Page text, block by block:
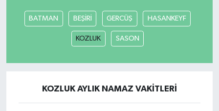
BATMAN BEŞİRİ GERCÜŞ HASANKEYF
KOZLUK SASON
KOZLUK AYLIK NAMAZ VAKITLERI
SEÇİM 2011
ÜÇÜNCÜ SAYFA